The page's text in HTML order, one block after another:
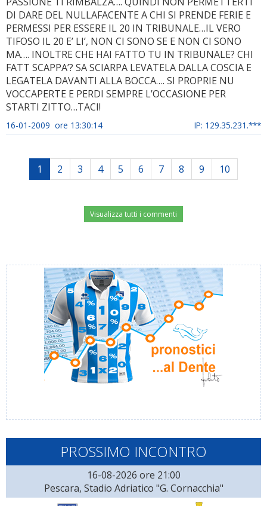
DI DARE DEL NULLAFACENTE A CHI SI PRENDE FERIE E
PERMESSI PER ESSERE IL 20 IN TRIBUNALE…IL VERO
TIFOSO IL 20 E’ LI’, NON CI SONO SE E NON CI SONO
MA…. INOLTRE CHE HAI FATTO TU IN TRIBUNALE? CHI
FATT SCAPPA’? SA SCIARPA LEVATELA DALLA COSCIA E
LEGATELA DAVANTI ALLA BOCCA…. SI PROPRIE NU
VOCCAPERTE E PERDI SEMPRE L’OCCASIONE PER
STARTI ZITTO…TACI!
16-01-2009 ore 13:30:14 IP: 129.35.231.***
1 2 3 4 5 6 7 8 9 10
Visualizza tutti i commenti
PROSSIMO INCONTRO
16-08-2026 ore 21:00
Pescara, Stadio Adriatico "G. Cornacchia"